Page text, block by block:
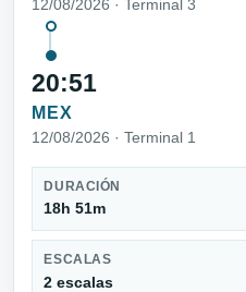
12/08/2026 · Terminal 3
20:51
MEX
12/08/2026 · Terminal 1
DURACIÓN
18h 51m
ESCALAS
2 escalas